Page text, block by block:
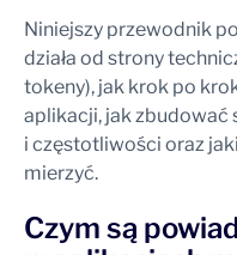
Niniejszy przewodnik
działa od strony
tokeny), jak krok po
aplikacji, jak zbudować
i częstotliwości oraz
mierzyć.
Czym są